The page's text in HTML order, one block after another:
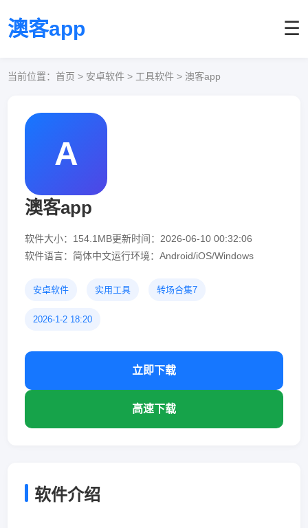
澳客app ☰
当前位置：首页 > 安卓软件 > 工具软件 > 澳客app
A
澳客app
软件大小：154.1MB更新时间：2026-06-10 00:32:06
软件语言：简体中文运行环境：Android/iOS/Windows
安卓软件 实用工具 转场合集7
2026-1-2 18:20
立即下载
高速下载
软件介绍